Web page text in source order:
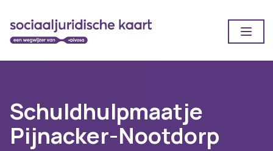
Schuldhulpmaatje
Pijnacker-Nootdorp